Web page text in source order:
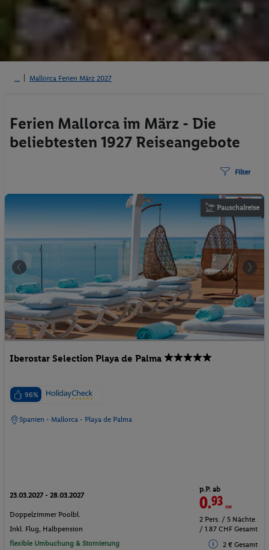
Mallorca Ferien März 2027
Ferien Mallorca im März - Die
beliebtesten 1927 Reiseangebote
Filter
Pauschalreise
Iberostar Selection Playa de Palma
96%
Spanien - Mallorca - Playa de Palma
23.03.2027 - 28.03.2027
Doppelzimmer Poolbl.
Inkl. Flug, Halbpension
flexible Umbuchung & Stornierung
p.P. ab
0.93CHF
2 Pers. / 5 Nächte
/ 1.87 CHF Gesamt
2 € Gesamt